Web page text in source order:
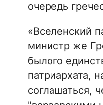
очередь
«Вселенский
министр же
былого
патриархата,
соглашаться,